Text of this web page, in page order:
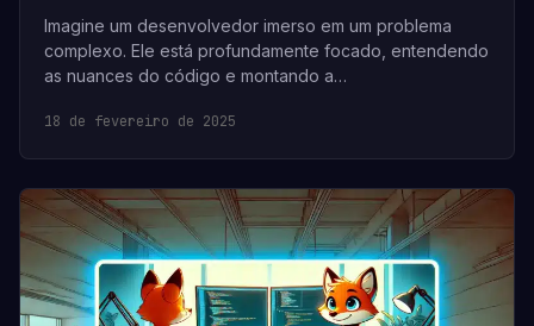
Imagine um desenvolvedor imerso em um problema
complexo. Ele está profundamente focado, entendendo
as nuances do código e montando a…
18 de fevereiro de 2025